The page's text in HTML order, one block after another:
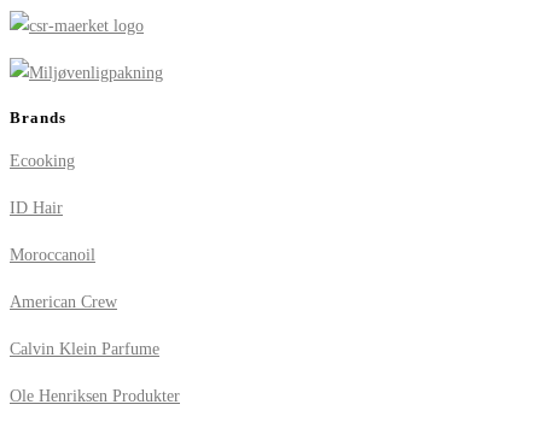
Brands
Ecooking
ID Hair
Moroccanoil
American Crew
Calvin Klein Parfume
Ole Henriksen Produkter